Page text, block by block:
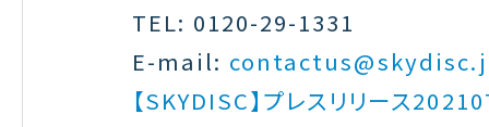
TEL: 0120-29-1331
E-mail:
【SKYDISC】プレスリリース